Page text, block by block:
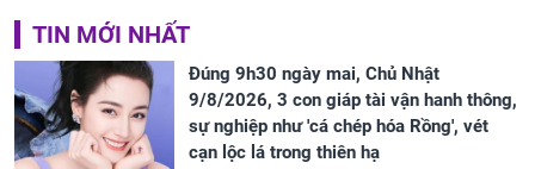
TIN MỚI NHẤT
Đúng 9h30 ngày mai, Chủ Nhật
9/8/2026, 3 con giáp tài vận hanh thông,
sự nghiệp như 'cá chép hóa Rồng', vét
cạn lộc lá trong thiên hạ